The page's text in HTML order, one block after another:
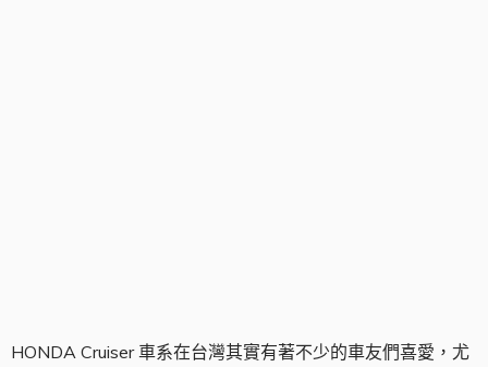
HONDA Cruiser 車系在台灣其實有著不少的車友們喜愛，尤